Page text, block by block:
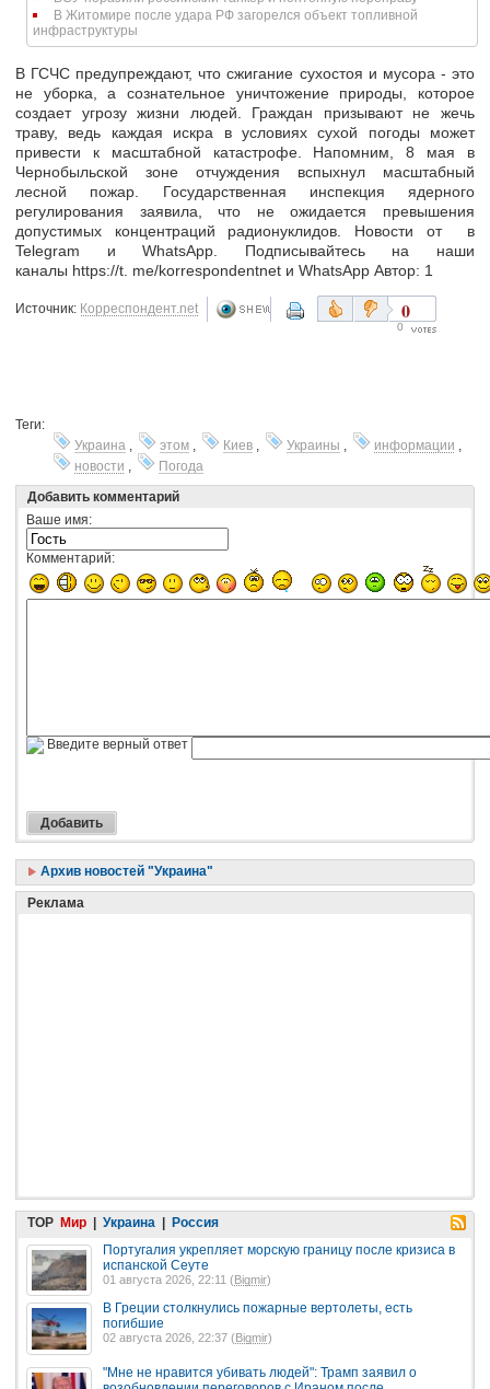
В Житомире после удара РФ загорелся объект топливной
инфраструктуры
В ГСЧС предупреждают, что сжигание сухостоя и мусора - это
не уборка, а сознательное уничтожение природы, которое
создает угрозу жизни людей. Граждан призывают не жечь
траву, ведь каждая искра в условиях сухой погоды может
привести к масштабной катастрофе. Напомним, 8 мая в
Чернобыльской зоне отчуждения вспыхнул масштабный
лесной пожар. Государственная инспекция ядерного
регулирования заявила, что не ожидается превышения
допустимых концентраций радионуклидов. Новости от в
Telegram и WhatsApp. Подписывайтесь на наши
каналы https://t. me/korrespondentnet и WhatsApp Автор: 1
Источник: Корреспондент.net 0
0
Теги:
Украина , этом , Киев , Украины , информации ,
новости ,
Погода
Добавить комментарий
Ваше имя:
Комментарий:
Введите верный ответ
Архив новостей "Украина"
Реклама
TOP Мир | Украина | Россия
Португалия укрепляет морскую границу после кризиса в
испанской Сеуте
01 августа 2026, 22:11 (Bigmir)
В Греции столкнулись пожарные вертолеты, есть
погибшие
02 августа 2026, 22:37 ( Bigmir)
"Мне не нравится убивать людей": Трамп заявил о